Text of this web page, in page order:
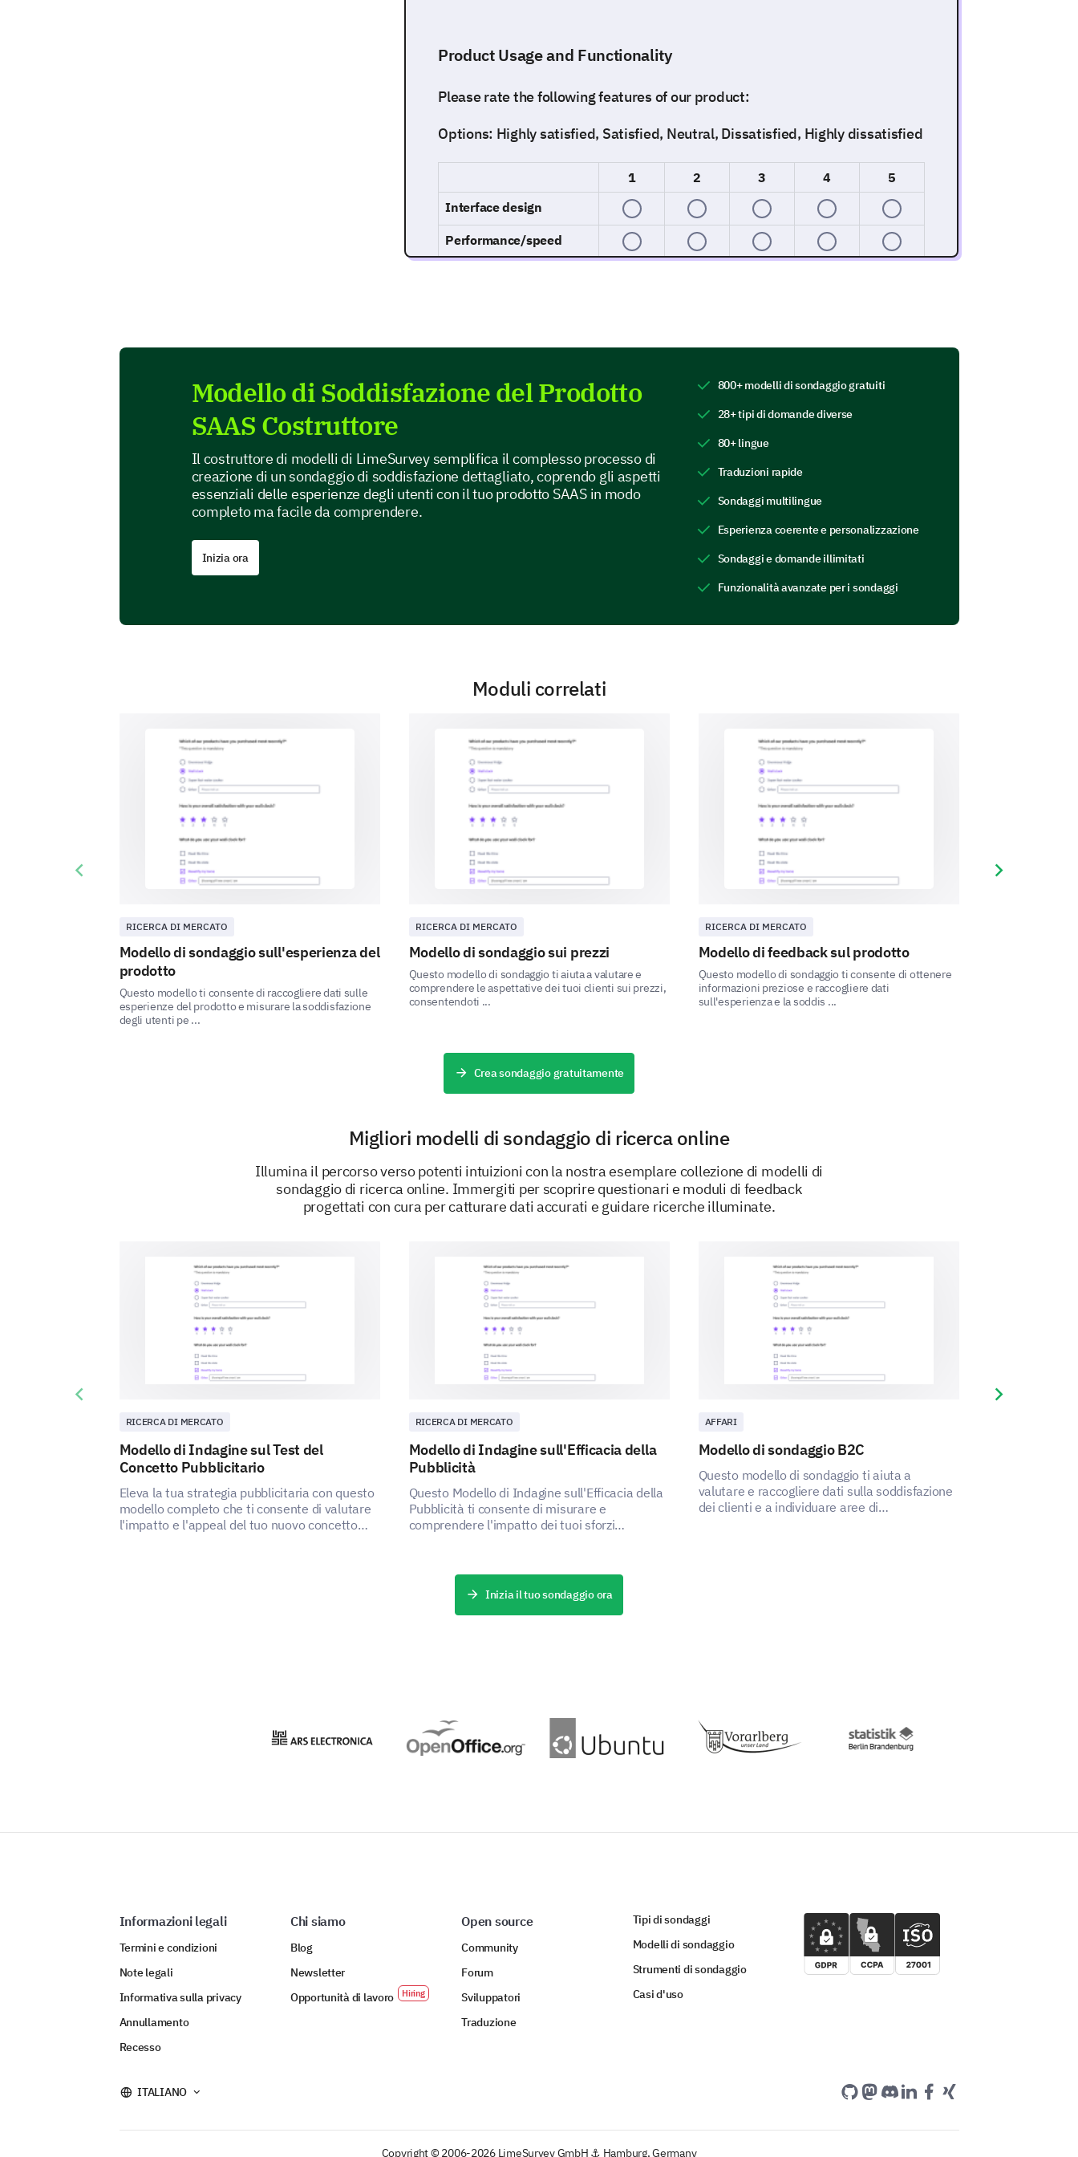
Product Usage and Functionality
Please rate the following features of our product:
Options: Highly satisfied, Satisfied, Neutral, Dissatisfied, Highly dissatisfied
1 2 3 4
5
Interface design
Performance/speed
Customer Support
Have you contacted our customer support before?
Satisfying
Dissatisfying
Highly dissatisfying
Overall Assessment
Highly Satisfied
Satisfied
Dissatisfied
Highly likely
Likely
Neutral
Highly unlikely
What changes would most improve our product?
FORNITO DA
Modello di Soddisfazione del Prodotto
SAAS Costruttore
Il costruttore di modelli di LimeSurvey semplifica il complesso processo di
creazione di un sondaggio di soddisfazione dettagliato, coprendo gli aspetti
essenziali delle esperienze degli utenti con il tuo prodotto SAAS in modo
completo ma facile da comprendere.
Inizia ora
800+ modelli di sondaggio gratuiti
28+ tipi di domande diverse
80+ lingue
Traduzioni rapide
Sondaggi multilingue
Esperienza coerente e personalizzazione
Sondaggi e domande illimitati
Funzionalità avanzate per i sondaggi
Moduli correlati
RICERCA DI MERCATO
Modello di sondaggio sull'esperienza del
prodotto
Questo modello ti consente di raccogliere dati sulle
esperienze del prodotto e misurare la soddisfazione
degli utenti pe ...
RICERCA DI MERCATO
Modello di sondaggio sui prezzi
Questo modello di sondaggio ti aiuta a valutare e
comprendere le aspettative dei tuoi clienti sui prezzi,
consentendoti ...
RICERCA DI MERCATO
Modello di feedback sul prodotto
Questo modello di sondaggio ti consente di ottenere
informazioni preziose e raccogliere dati
sull'esperienza e la soddis ...
Previous slide Next slide
Crea sondaggio gratuitamente
Migliori modelli di sondaggio di ricerca online
Illumina il percorso verso potenti intuizioni con la nostra esemplare collezione di modelli di
sondaggio di ricerca online. Immergiti per scoprire questionari e moduli di feedback
progettati con cura per catturare dati accurati e guidare ricerche illuminate.
RICERCA DI MERCATO
Modello di Indagine sul Test del
Concetto Pubblicitario
Eleva la tua strategia pubblicitaria con questo
modello completo che ti consente di valutare
l'impatto e l'appeal del tuo nuovo concetto
RICERCA DI MERCATO
Modello di Indagine sull'Efficacia della
Pubblicità
Questo Modello di Indagine sull'Efficacia della
Pubblicità ti consente di misurare e
comprendere l'impatto dei tuoi sforzi
AFFARI
Modello di sondaggio B2C
Questo modello di sondaggio ti aiuta a
valutare e raccogliere dati sulla soddisfazione
dei clienti e a individuare aree di
Previous slide Next slide
Inizia il tuo sondaggio ora
Informazioni legali
Termini e condizioni
Note legali
Informativa sulla privacy
Annullamento
Recesso
Chi siamo
Blog
Newsletter
Opportunità di lavoro
Open source
Community
Forum
Sviluppatori
Traduzione
Tipi di sondaggi
Modelli di sondaggio
Strumenti di sondaggio
Casi d'uso
ITALIANO
Copyright © 2006-2026 LimeSurvey GmbH ⚓ Hamburg, Germany